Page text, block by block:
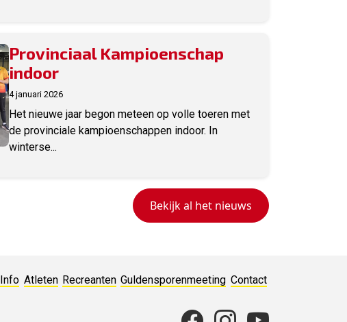
Provinciaal Kampioenschap
indoor
4 januari 2026
Het nieuwe jaar begon meteen op volle toeren met
de provinciale kampioenschappen indoor. In
winterse...
Bekijk al het nieuws
Info Atleten Recreanten Guldensporenmeeting Contact